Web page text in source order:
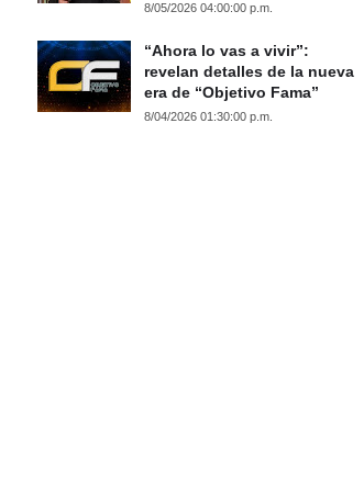
8/05/2026 04:00:00 p.m.
“Ahora lo vas a vivir”:
revelan detalles de la nueva
era de “Objetivo Fama”
8/04/2026 01:30:00 p.m.